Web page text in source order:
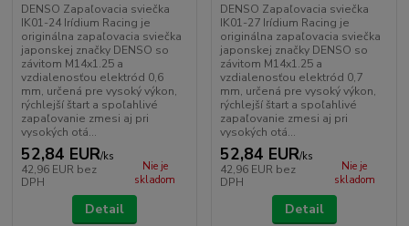
DENSO Zapaľovacia sviečka
IK01-24 Irídium Racing je
originálna zapaľovacia sviečka
japonskej značky DENSO so
závitom M14x1.25 a
vzdialenosťou elektród 0,6
mm, určená pre vysoký výkon,
rýchlejší štart a spoľahlivé
zapaľovanie zmesi aj pri
vysokých otá...
52,84 EUR/ks
42,96 EUR bez
DPH
Nie je
skladom
Detail
DENSO Zapaľovacia sviečka
IK01-27 Irídium Racing je
originálna zapaľovacia sviečka
japonskej značky DENSO so
závitom M14x1.25 a
vzdialenosťou elektród 0,7
mm, určená pre vysoký výkon,
rýchlejší štart a spoľahlivé
zapaľovanie zmesi aj pri
vysokých otá...
52,84 EUR/ks
42,96 EUR bez
DPH
Nie je
skladom
Detail